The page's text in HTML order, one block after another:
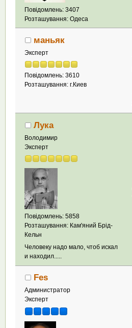
Повідомлень: 3407
Розташування: Одеса
маньяк
Эксперт
Повідомлень: 3610
Розташування: г.Киев
Лука
Володимир
Эксперт
Повідомлень: 5858
Розташування: Кам'яний Брід-
Кельн
Человеку надо мало, чтоб искал
и находил.....
Fes
Администратор
Эксперт